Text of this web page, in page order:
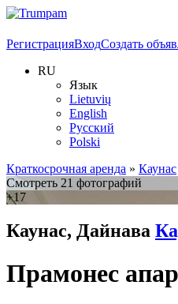
РегистрацияВходСоздать
RU
Язык
Lietuvių
English
Русский
Polski
Краткосрочная аренда » Каунас
Смотреть 21 фотографий
+17
Каунас, Дайнава
Прамонес